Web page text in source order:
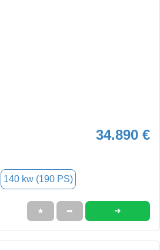
34.890 €
140 kw (190 PS)
★ ➦ ➜